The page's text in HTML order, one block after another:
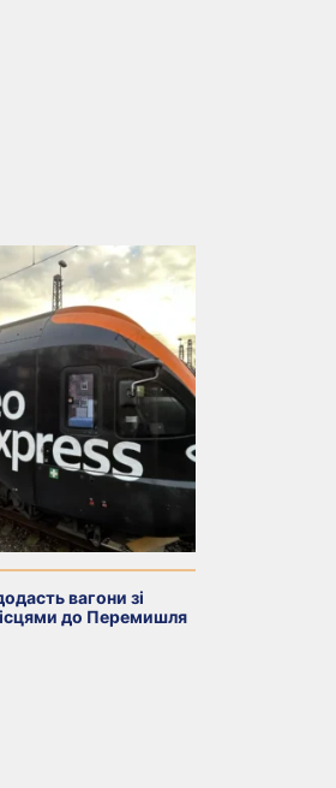
вагони зі
до Перемишля